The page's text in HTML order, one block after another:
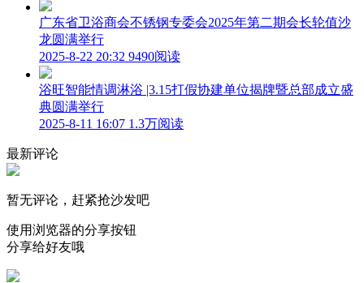
广东省卫浴商会不锈钢专委会2025年第二期会长轮值沙
龙圆满举行
2025-8-22 20:32 9490阅读
浴旺智能情调淋浴 |3.15打假协建单位揭牌暨总部成立盛
典圆满举行
2025-8-11 16:07 1.3万阅读
最新评论
暂无评论，赶紧抢沙发吧
使用浏览器的分享按钮
分享给好友哦